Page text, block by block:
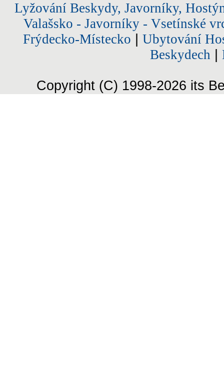
Lyžování Beskydy, Javorníky,
Valašsko - Javorníky - Vsetínské
Frýdecko-Místecko
Ubytování
Beskydech
Copyright (C) 1998-2026 its